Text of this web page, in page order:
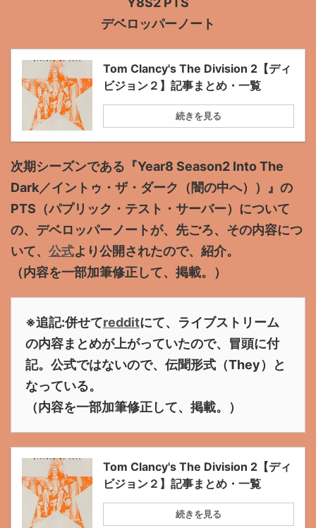
デベロッパーノート
Tom Clancy's The Division 2【ディ
ビジョン２】記事まとめ・一覧
続きを見る
次期シーズンである『Year8 Season2 Into The
Dark／イントゥ・ザ・ダーク（闇の中へ））』の
PTS（パプリック・テスト・サーバー）について
の、デベロッパーノートが、先ごろ、その内容につ
いて、 公式より公開されたので、紹介。
（内容を一部加筆修正して、掲載。）
※追記:併せてredditにて、ライブストリーム
の内容まとめが上がっていたので、冒頭に付
記。公式ではないので、伝聞形式（They）と
なっている。
（内容を一部加筆修正して、掲載。）
Tom Clancy's The Division 2【ディ
ビジョン２】記事まとめ・一覧
続きを見る